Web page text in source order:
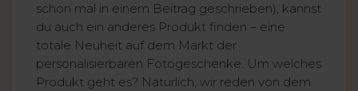
schon mal in einem Beitrag geschrieben), kannst
du auch ein anderes Produkt finden – eine
totale Neuheit auf dem Markt der
personalisierbaren Fotogeschenke. Um welches
Produkt geht es? Natürlich, wir reden von dem